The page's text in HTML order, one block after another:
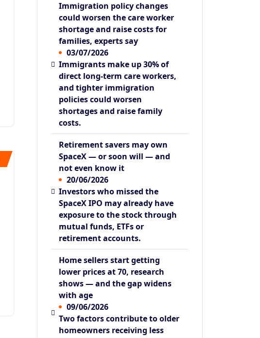
Immigration policy changes
could worsen the care worker
shortage and raise costs for
families, experts say
03/07/2026
Immigrants make up 30% of
direct long-term care workers,
and tighter immigration
policies could worsen
shortages and raise family
costs.
Retirement savers may own
SpaceX — or soon will — and
not even know it
20/06/2026
Investors who missed the
SpaceX IPO may already have
exposure to the stock through
mutual funds, ETFs or
retirement accounts.
Home sellers start getting
lower prices at 70, research
shows — and the gap widens
with age
09/06/2026
Two factors contribute to older
homeowners receiving less